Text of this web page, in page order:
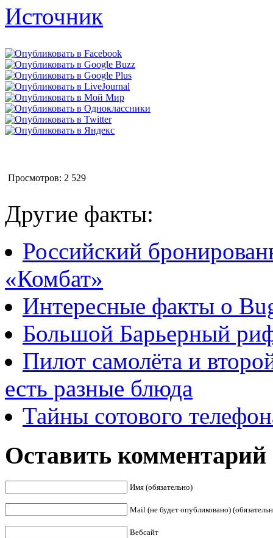
Источник
Просмотров: 2 529
Другие факты:
Российский
«Комбат»
Интересные факты о
Большой Барьерный
Пилот самолёта и
есть разные блюда
Тайны сотового
Оставить комментарий
Имя (обязательно)
Mail (не будет опубликовано)
Вебсайт